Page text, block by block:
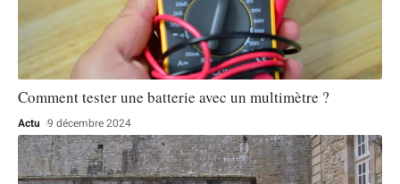
Comment tester une batterie avec un multimètre ?
Actu 9 décembre 2024